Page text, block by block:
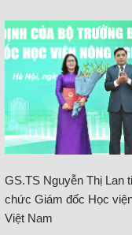
GS.TS Nguyễn Thị Lan
chức Giám đốc Học
Việt Nam